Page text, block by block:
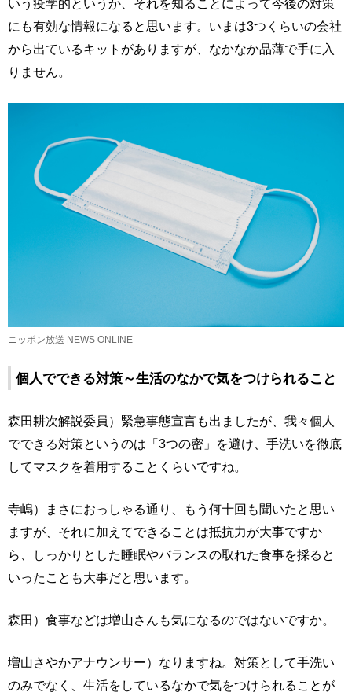
いう疫学的というか、それを知ることによって今後の対策
にも有効な情報になると思います。いまは3つくらいの会社
から出ているキットがありますが、なかなか品薄で手に入
りません。
ニッポン放送 NEWS ONLINE
個人でできる対策～生活のなかで気をつけられること
森田耕次解説委員）緊急事態宣言も出ましたが、我々個人
でできる対策というのは「3つの密」を避け、手洗いを徹底
してマスクを着用することくらいですね。
寺嶋）まさにおっしゃる通り、もう何十回も聞いたと思い
ますが、それに加えてできることは抵抗力が大事ですか
ら、しっかりとした睡眠やバランスの取れた食事を採ると
いったことも大事だと思います。
森田）食事などは増山さんも気になるのではないですか。
増山さやかアナウンサー）なりますね。対策として手洗い
のみでなく、生活をしているなかで気をつけられることが